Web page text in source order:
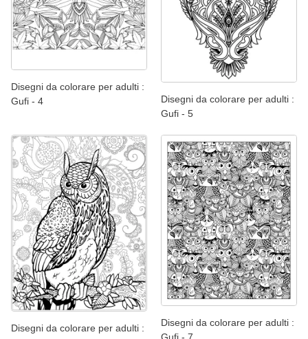
Disegni da colorare per adulti :
Gufi - 4
Disegni da colorare per adulti :
Gufi - 5
Disegni da colorare per adulti :
Disegni da colorare per adulti :